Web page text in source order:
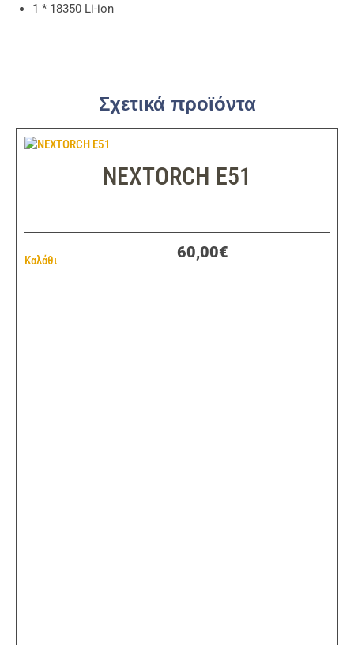
1 * 18350 Li-ion
Σχετικά προϊόντα
NEXTORCH E51
Καλάθι 60,00€